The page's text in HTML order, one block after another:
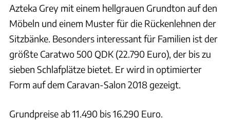
Azteka Grey mit einem hellgrauen Grundton auf den
Möbeln und einem Muster für die Rückenlehnen der
Sitzbänke. Besonders interessant für Familien ist der
größte Caratwo 500 QDK (22.790 Euro), der bis zu
sieben Schlafplätze bietet. Er wird in optimierter
Form auf dem Caravan-Salon 2018 gezeigt.
Grundpreise ab 11.490 bis 16.290 Euro.